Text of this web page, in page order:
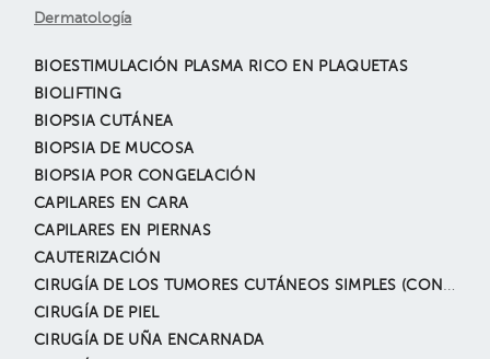
Dermatología
BIOESTIMULACIÓN PLASMA RICO EN PLAQUETAS
BIOLIFTING
BIOPSIA CUTÁNEA
BIOPSIA DE MUCOSA
BIOPSIA POR CONGELACIÓN
CAPILARES EN CARA
CAPILARES EN PIERNAS
CAUTERIZACIÓN
CIRUGÍA DE LOS TUMORES CUTÁNEOS SIMPLES (CON BIÓPSIA)
CIRUGÍA DE PIEL
CIRUGÍA DE UÑA ENCARNADA